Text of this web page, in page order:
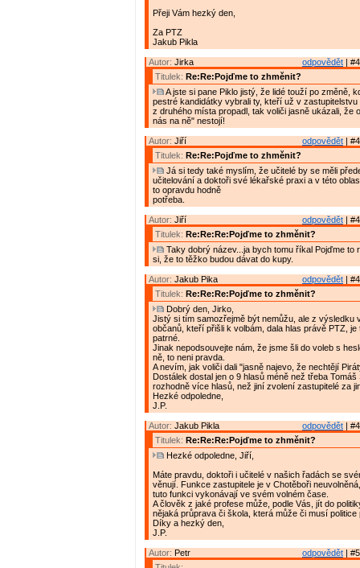
Přeji Vám hezký den,
Za PTZ
Jakub Pikla
odpovědět |
Autor: Jirka
Titulek: Re:Re:Pojďme to zhměnit?
A jste si pane Piklo jistý, že lidé touží po změně,
pestré kandidátky vybrali ty, kteří už v zastupitelstvu
z druhého místa propadl, tak voliči jasně ukázali, že
nás na ně" nestojí!
odpovědět |
Autor: Jiří
Titulek: Re:Re:Pojďme to zhměnit?
Já si tedy také myslím, že učitelé by se měli
učitelování a doktoři své lékařské praxi a v této
to opravdu hodně
potřeba.
odpovědět |
Autor: Jiří
Titulek: Re:Re:Re:Pojďme to zhměnit?
Taky dobrý název...ja bych tomu říkal Pojďme to
si, že to těžko budou dávat do kupy.
odpovědět |
Autor: Jakub Pika
Titulek: Re:Re:Re:Pojďme to zhměnit?
Dobrý den, Jirko,
Jistý si tím samozřejmě být nemůžu, ale z výsledku
občanů, kteří přišli k volbám, dala hlas právě PTZ,
patrné.
Jinak nepodsouvejte nám, že jsme šli do voleb s
ně, to neni pravda.
A nevím, jak voliči dali "jasně najevo, že nechtějí
Dostálek dostal jen o 9 hlasů méně než třeba Tomáš
rozhodně více hlasů, než jiní zvolení zastupitelé za
Hezké odpoledne,
J.P.
odpovědět |
Autor: Jakub Pikla
Titulek: Re:Re:Re:Pojďme to zhměnit?
Hezké odpoledne, Jiří,
Máte pravdu, doktoři i učitelé v našich řadách se
věnují. Funkce zastupitele je v Chotěboři
tuto funkci vykonávají ve svém volném čase.
A člověk z jaké profese může, podle Vás, jít do
nějaká průprava či škola, která může či musí politice
Díky a hezký den,
J.P.
odpovědět |
Autor: Petr